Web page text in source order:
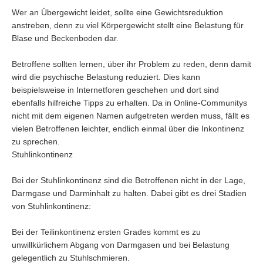
Wer an Übergewicht leidet, sollte eine Gewichtsreduktion
anstreben, denn zu viel Körpergewicht stellt eine Belastung für
Blase und Beckenboden dar.
Betroffene sollten lernen, über ihr Problem zu reden, denn damit
wird die psychische Belastung reduziert. Dies kann
beispielsweise in Internetforen geschehen und dort sind
ebenfalls hilfreiche Tipps zu erhalten. Da in Online-Communitys
nicht mit dem eigenen Namen aufgetreten werden muss, fällt es
vielen Betroffenen leichter, endlich einmal über die Inkontinenz
zu sprechen.
Stuhlinkontinenz
Bei der Stuhlinkontinenz sind die Betroffenen nicht in der Lage,
Darmgase und Darminhalt zu halten. Dabei gibt es drei Stadien
von Stuhlinkontinenz:
Bei der Teilinkontinenz ersten Grades kommt es zu
unwillkürlichem Abgang von Darmgasen und bei Belastung
gelegentlich zu Stuhlschmieren.